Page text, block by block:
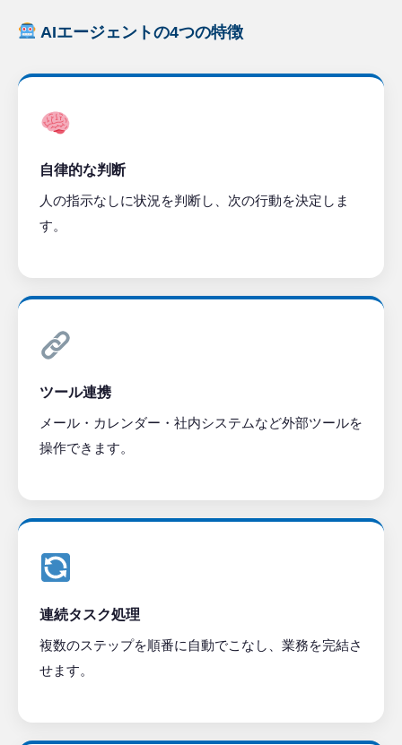
AIエージェントの4つの特徴
自律的な判断
人の指示なしに状況を判断し、次の行動を決定しま
す。
ツール連携
メール・カレンダー・社内システムなど外部ツールを
操作できます。
連続タスク処理
複数のステップを順番に自動でこなし、業務を完結さ
せます。